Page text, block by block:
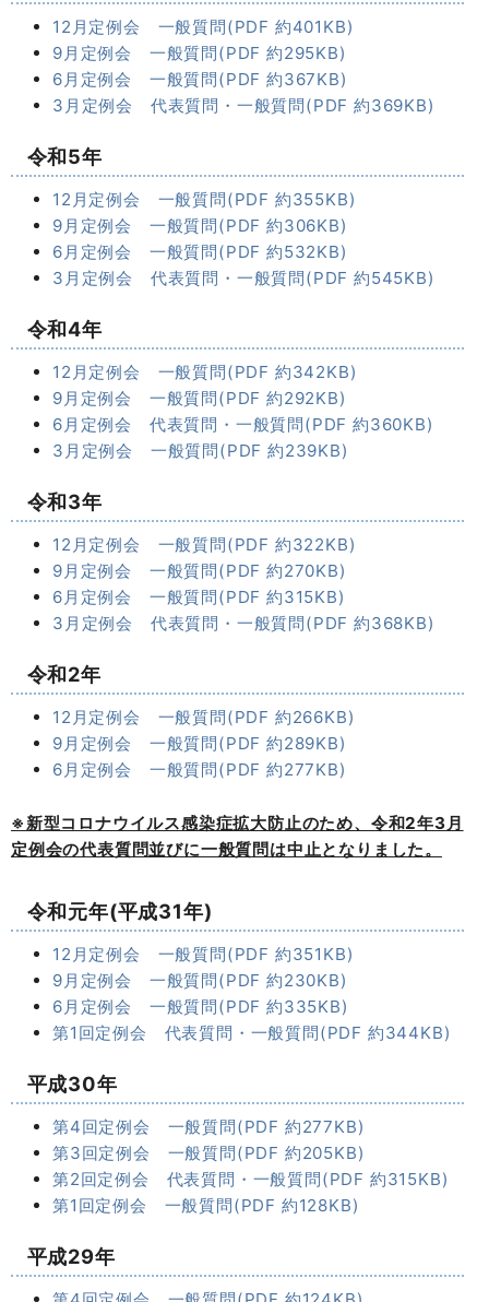
12月定例会 一般質問(PDF 約401KB)
9月定例会 一般質問(PDF 約295KB)
6月定例会 一般質問(PDF 約367KB)
3月定例会 代表質問・一般質問(PDF 約369KB)
令和5年
12月定例会 一般質問(PDF 約355KB)
9月定例会 一般質問(PDF 約306KB)
6月定例会 一般質問(PDF 約532KB)
3月定例会 代表質問・一般質問(PDF 約545KB)
令和4年
12月定例会 一般質問(PDF 約342KB)
9月定例会 一般質問(PDF 約292KB)
6月定例会 代表質問・一般質問(PDF 約360KB)
3月定例会 一般質問(PDF 約239KB)
令和3年
12月定例会 一般質問(PDF 約322KB)
9月定例会 一般質問(PDF 約270KB)
6月定例会 一般質問(PDF 約315KB)
3月定例会 代表質問・一般質問(PDF 約368KB)
令和2年
12月定例会 一般質問(PDF 約266KB)
9月定例会 一般質問(PDF 約289KB)
6月定例会 一般質問(PDF 約277KB)
※新型コロナウイルス感染症拡大防止のため、令和2年3月
定例会の代表質問並びに一般質問は中止となりました。
令和元年(平成31年)
12月定例会 一般質問(PDF 約351KB)
9月定例会 一般質問(PDF 約230KB)
6月定例会 一般質問(PDF 約335KB)
第1回定例会 代表質問・一般質問(PDF 約344KB)
平成30年
第4回定例会 一般質問(PDF 約277KB)
第3回定例会 一般質問(PDF 約205KB)
第2回定例会 代表質問・一般質問(PDF 約315KB)
第1回定例会 一般質問(PDF 約128KB)
平成29年